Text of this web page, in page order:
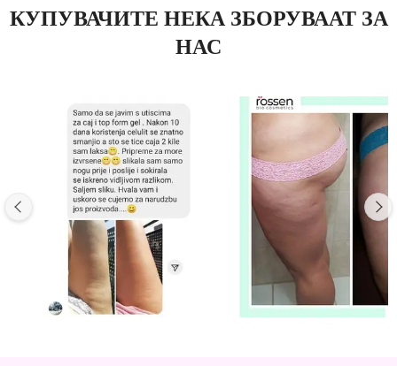
КУПУВАЧИТЕ НЕКА ЗБОРУВААТ ЗА
НАС